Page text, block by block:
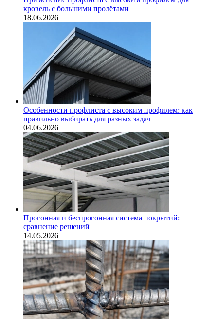
кровель с большими пролётами
18.06.2026
Особенности профлиста с высоким профилем: как
правильно выбирать для разных задач
04.06.2026
Прогонная и беспрогонная система покрытий:
сравнение решений
14.05.2026